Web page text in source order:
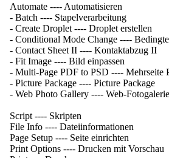
Automate ---- Automatisieren
- Batch ---- Stapelverarbeitung
- Create Droplet ---- Droplet erstellen
- Conditional Mode Change ----
- Contact Sheet II ---- Kontaktabzug II
- Fit Image ---- Bild einpassen
- Multi-Page PDF to PSD ---- Mehrseite
- Picture Package ---- Picture Package
- Web Photo Gallery ---- Web-Fotogalerie
Script ---- Skripten
File Info ---- Dateiinformationen
Page Setup ---- Seite einrichten
Print Options ---- Drucken mit Vorschau